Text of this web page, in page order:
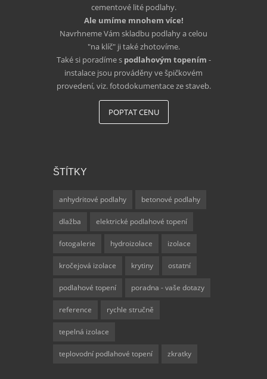
cementové lité podlahy.
Ale umíme mnohem více!
Navrhneme Vám skladbu podlahy a celou
"na klíč" ji také zhotovíme.
Také si poradíme s podlahovým topením -
instalace jsou prováděny ve špičkovém
provedení, viz. fotodokumentace ze staveb.
POPTAT CENU
ŠTÍTKY
anhydritové podlahy betonové podlahy
dlažba elektrické podlahové topení
fotogalerie hydroizolace izolace
kročejová izolace krytiny ostatní
podlahové topení poradna - vaše dotazy
reference rychle stručně
tepelná izolace
teplovodní podlahové topení zkratky